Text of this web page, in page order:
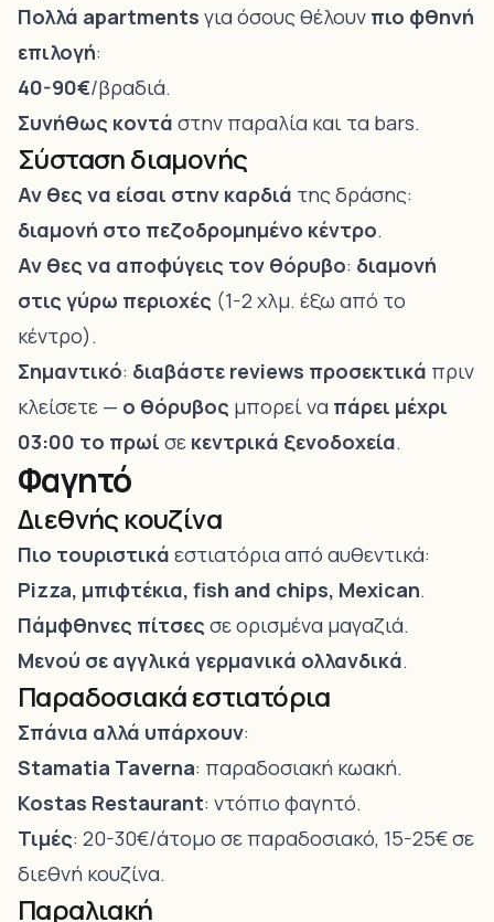
Πολλά apartments για όσους θέλουν πιο φθηνή
επιλογή:
40-90€/βραδιά.
Συνήθως κοντά στην παραλία και τα bars.
Σύσταση διαμονής
Αν θες να είσαι στην καρδιά της δράσης:
διαμονή στο πεζοδρομημένο κέντρο.
Αν θες να αποφύγεις τον θόρυβο: διαμονή
στις γύρω περιοχές (1-2 χλμ. έξω από το
κέντρο).
Σημαντικό: διαβάστε reviews προσεκτικά πριν
κλείσετε — ο θόρυβος μπορεί να πάρει μέχρι
03:00 το πρωί σε κεντρικά ξενοδοχεία.
Φαγητό
Διεθνής κουζίνα
Πιο τουριστικά εστιατόρια από αυθεντικά:
Pizza, μπιφτέκια, fish and chips, Mexican.
Πάμφθηνες πίτσες σε ορισμένα μαγαζιά.
Μενού σε αγγλικά γερμανικά ολλανδικά.
Παραδοσιακά εστιατόρια
Σπάνια αλλά υπάρχουν:
Stamatia Taverna: παραδοσιακή κωακή.
Kostas Restaurant: ντόπιο φαγητό.
Τιμές: 20-30€/άτομο σε παραδοσιακό, 15-25€ σε
διεθνή κουζίνα.
Παραλιακή